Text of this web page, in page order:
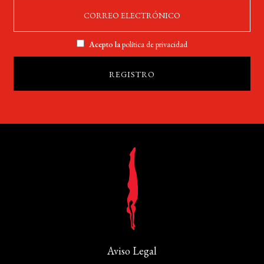
Acepto lapolítica de privacidad
Aviso Legal